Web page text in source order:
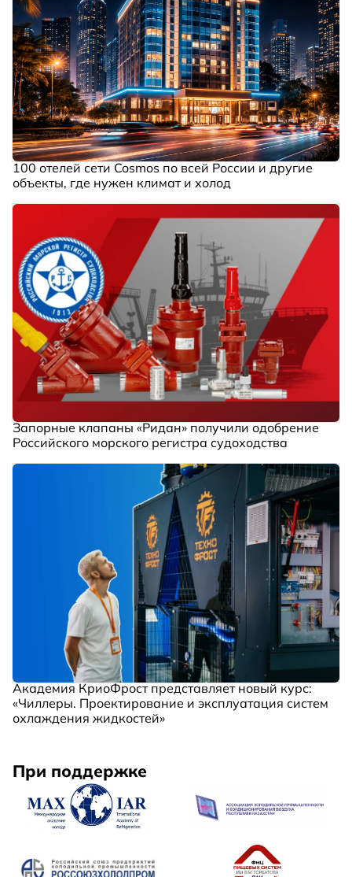
100 отелей сети Cosmos по всей России и другие
объекты, где нужен климат и холод
Запорные клапаны «Ридан» получили одобрение
Российского морского регистра судоходства
Академия КриоФрост представляет новый курс:
«Чиллеры. Проектирование и эксплуатация систем
охлаждения жидкостей»
При поддержке